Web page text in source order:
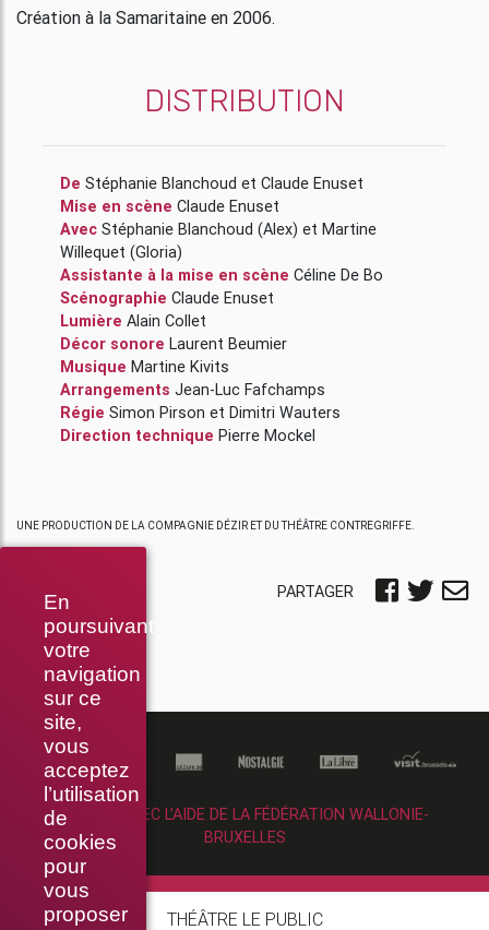
En
poursuivant
votre
navigation
sur ce
site,
vous
acceptez
l’utilisation
de
cookies
pour
vous
proposer
Création à la Samaritaine en 2006.
DISTRIBUTION
De Stéphanie Blanchoud et Claude Enuset
Mise en scène Claude Enuset
Avec Stéphanie Blanchoud (Alex) et Martine
Willequet (Gloria)
Assistante à la mise en scène Céline De Bo
Scénographie Claude Enuset
Lumière Alain Collet
Décor sonore Laurent Beumier
Musique Martine Kivits
Arrangements Jean-Luc Fafchamps
Régie Simon Pirson et Dimitri Wauters
Direction technique Pierre Mockel
UNE PRODUCTION DE LA COMPAGNIE DÉZIR ET DU THÉÂTRE CONTREGRIFFE.
PARTAGER
RÉALISÉ AVEC L’AIDE DE LA FÉDÉRATION WALLONIE-
BRUXELLES
THÉÂTRE LE PUBLIC